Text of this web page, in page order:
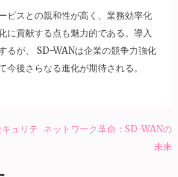
ビスとの親和性が高く、業務効率化
に貢献する点も魅力的である。導入
るが、 SD-WANは企業の競争力強化
今後さらなる進化が期待される。
ュリテ ネットワーク革命：SD-WANの
未来